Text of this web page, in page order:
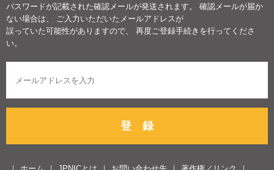
パスワードが記載された確認メールが発送されます。 確認メールが届か
ない場合は、 ご入力いただいたメールアドレスが
誤っていた可能性がありますので、 再度ご登録手続きを行ってくださ
い。
登 録